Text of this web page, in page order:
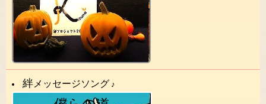
絆 メッセージソング ♪